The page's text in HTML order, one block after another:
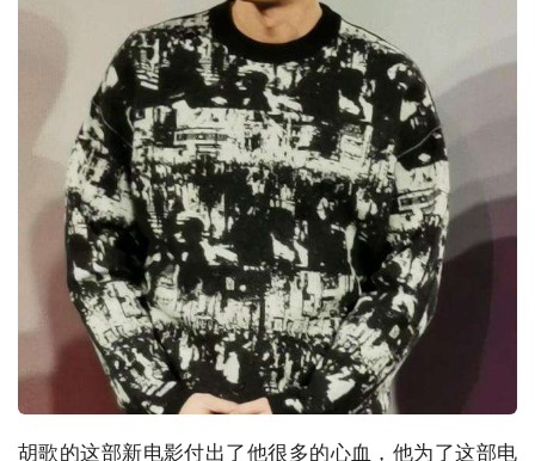
胡歌的这部新电影付出了他很多的心血，他为了这部电